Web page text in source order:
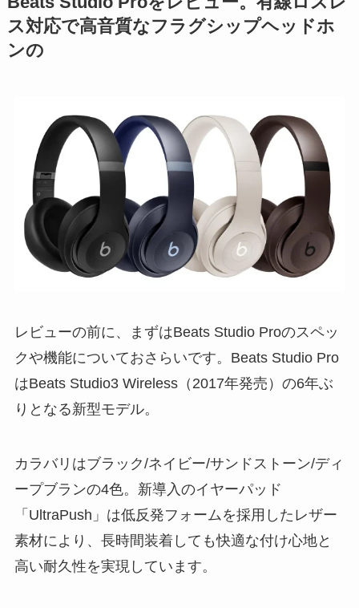
ス対応で高音質なフラグシップヘッドホ
ンの
レビューの前に、まずはBeats Studio Proのスペッ
クや機能についておさらいです。Beats Studio Pro
はBeats Studio3 Wireless（2017年発売）の6年ぶ
りとなる新型モデル。
カラバリはブラック/ネイビー/サンドストーン/ディ
ープブランの4色。新導入のイヤーパッド
「UltraPush」は低反発フォームを採用したレザー
素材により、長時間装着しても快適な付け心地と
高い耐久性を実現しています。